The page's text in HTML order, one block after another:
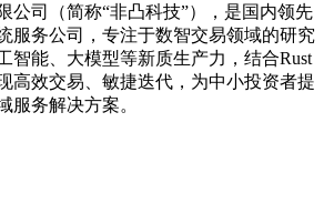
公司（简称“非凸科技”），是国内领先
服务公司，专注于数智交易领域的研究
智能、大模型等新质生产力，结合Rust
高效交易、敏捷迭代，为中小投资者提
服务解决方案。